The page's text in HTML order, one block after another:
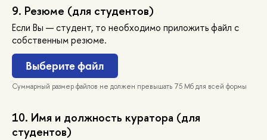
9. Резюме (для студентов)
Если Вы — студент, то необходимо приложить файл с
собственным резюме.
ыберите файл
Суммарный размер файлов не должен превышать 75 Мб для всей формы
10. Имя и должность куратора (для
студентов)